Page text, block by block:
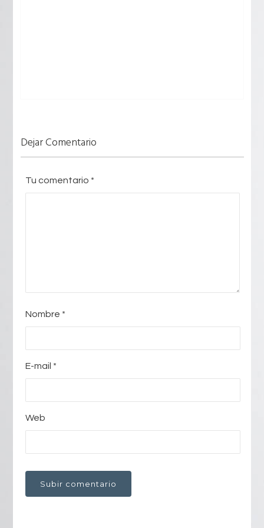
Dejar Comentario
Tu comentario *
Nombre *
E-mail *
Web